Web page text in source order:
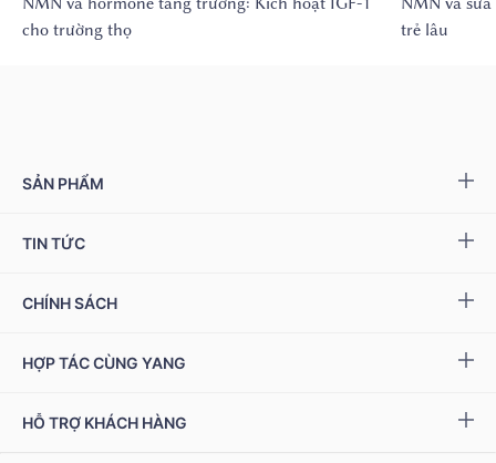
cho trường thọ
trẻ lâu
SẢN PHẨM
Yang NMN™ 15000 mg
Ziptamin
Bộ kiểm tra NAD +
TIN TỨC
Sự kiện & Ưu đãi
Tuyển dụng
CHÍNH SÁCH
Giải quyết khiếu nại
HỢP TÁC CÙNG YANG
Chính sách đại lý
HỖ TRỢ KHÁCH HÀNG